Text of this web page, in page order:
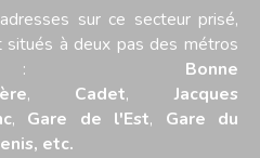
sur ce secteur prisé,
situés à deux pas des métros
: Bonne
, Cadet,Jacques
, Gare de l'Est, Gare du
etc.